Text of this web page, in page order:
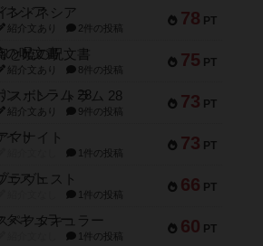
78 PT
ンドネシア
紹介文あり 2件の投稿
75 PT
と暁の呪文書
紹介文あり 8件の投稿
73 PT
リスボン・トラム 28
紹介文あり 9件の投稿
73 PT
マナイト
1件の投稿
66 PT
ラヴェスト
1件の投稿
60 PT
ペクタキュラー
1件の投稿